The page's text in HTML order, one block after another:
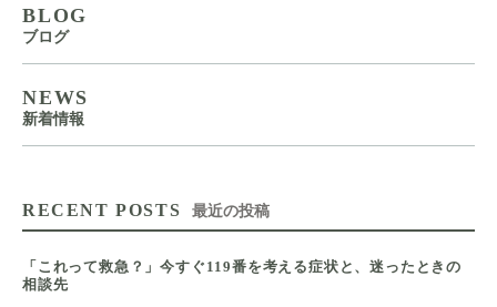
BLOG
ブログ
NEWS
新着情報
RECENT POSTS 最近の投稿
「これって救急？」今すぐ119番を考える症状と、迷ったときの
相談先